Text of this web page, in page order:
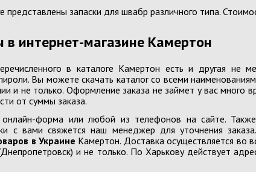
игры ТМ "Умняшка"
мольберты
активного отдыха
в воде
Музыкальные игрушки
Игрушки для мальчиков
Игрушечное оружие
Наборы игровые для
Наборы юного туриста
Трансформеры
представлены запаски для швабр различного типа.
в интернет-магазине Камертон
в каталоге Камертон есть и другая не
Вы можете скачать каталог со всеми
и не только. Оформление заказа не займет у вас много
от суммы заказа.
форма или любой из телефонов на сайте.
с вами свяжется наш менеджер для уточнения
в Украине Камертон. Доставка осуществляется во
и не только. По Харькову действует